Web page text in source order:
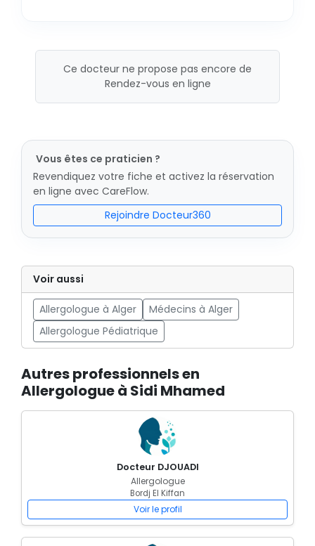
Ce docteur ne propose pas encore de
Rendez-vous en ligne
Vous êtes ce praticien ?
Revendiquez votre fiche et activez la réservation
en ligne avec CareFlow.
Rejoindre Docteur360
Voir aussi
Allergologue à Alger
Médecins à Alger
Allergologue Pédiatrique
Autres professionnels en
Allergologue à Sidi Mhamed
Docteur DJOUADI
Allergologue
Bordj El Kiffan
Voir le profil